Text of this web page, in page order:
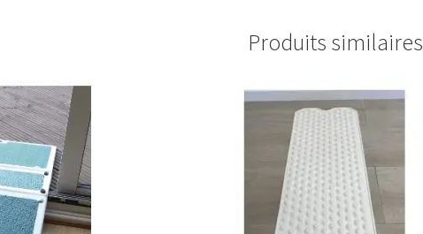
Produits similaires